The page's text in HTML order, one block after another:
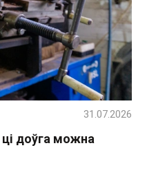
доўга можна
31.07.2026